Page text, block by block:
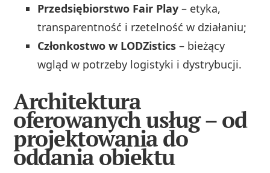
Przedsiębiorstwo Fair Play – etyka,
transparentność i rzetelność w działaniu;
Członkostwo w LODZistics – bieżący
wgląd w potrzeby logistyki i dystrybucji.
Architektura
oferowanych usług – od
projektowania do
oddania obiektu